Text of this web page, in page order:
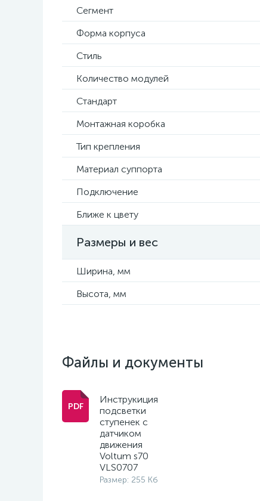
Сегмент
Форма корпуса
Стиль
Количество модулей
Стандарт
Монтажная коробка
Тип крепления
Материал суппорта
Подключение
Ближе к цвету
Размеры и вес
Ширина, мм
Высота, мм
Файлы и документы
Инструкиция
подсветки
ступенек с
датчиком
движения
Voltum s70
VLS0707
Размер: 255 Кб